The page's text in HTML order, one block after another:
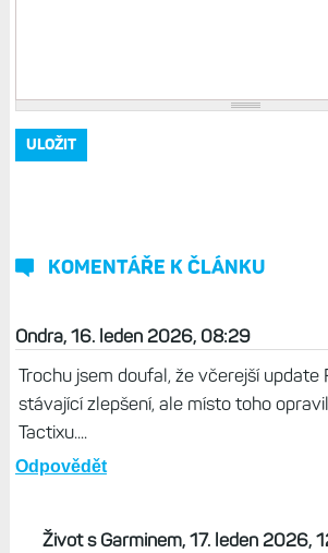
KOMENTÁŘE K ČLÁNKU
Ondra, 16. leden 2026, 08:29
Trochu jsem doufal, že včerejší update
stávající zlepšení, ale místo toho
Tactixu....
Odpovědět
Život s Garminem, 17. leden 2026,